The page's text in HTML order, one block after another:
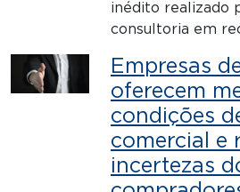
inédito realizado
consultoria em
Empresas
oferecem
condições
comercial e
incertezas